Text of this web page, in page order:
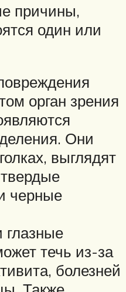
причины,
один или
орган зрения
Они
выглядят
черные
течь из-за
болезней